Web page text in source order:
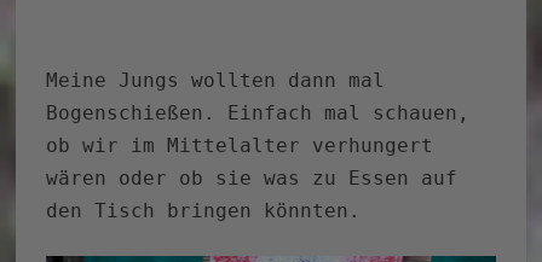
Meine Jungs wollten dann mal
Bogenschießen. Einfach mal schauen,
ob wir im Mittelalter verhungert
wären oder ob sie was zu Essen auf
den Tisch bringen könnten.